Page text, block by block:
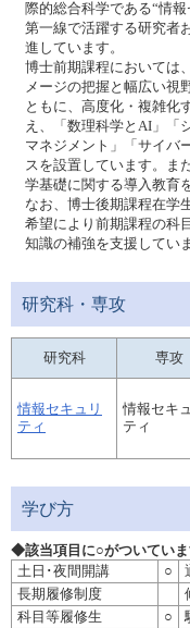
際的総合科学である“情
第一線で活躍する研究者
進しています。
博士前期課程においては
メージの把握と幅広い視
ともに、高度化・複雑化
え、「数理科学とAI」「
マネジメント」「サイバ
スを設置しています。ま
学基礎に関する導入教育
なお、博士後期課程在学
希望により前期課程の科
知識の補強を支援してい
研究科・専攻
研究科 専攻
情報セキュリ
ティ
情報セキ
ティ
学び方
◆該当項目に○がついていま
土日･夜間開講
○
長期履修制度
科目等履修生
○